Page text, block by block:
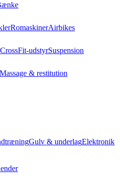
RomaskinerAirbikes
CrossFit-udstyrSuspension
Massage & restitution
Gulv & underlagElektronik